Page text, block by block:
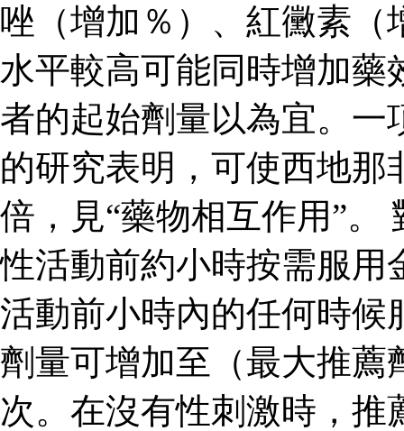
唑（增加％）、紅黴素（
水平較高可能同時增加藥
者的起始劑量以為宜。一
的研究表明，可使西地
倍，見“藥物相互作用”。
性活動前約小時按需服用
活動前小時內的任何時候
劑量可增加至（最大推薦
次。在沒有性刺激時，